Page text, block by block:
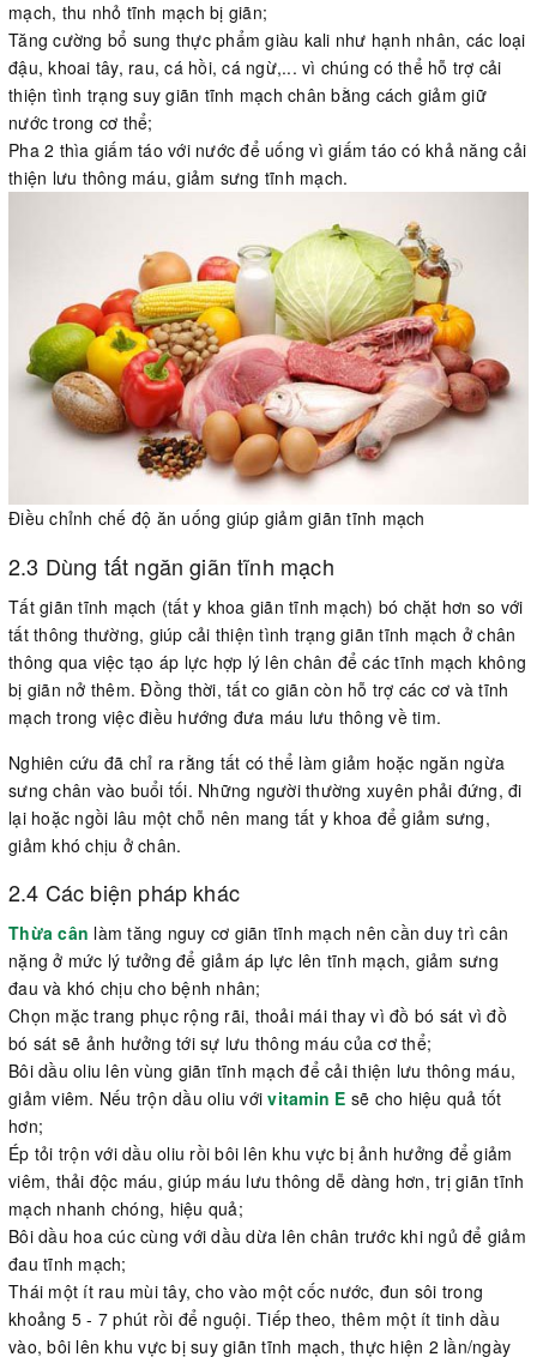
mạch, thu nhỏ tĩnh mạch bị giãn;
Tăng cường bổ sung thực phẩm giàu kali như hạnh nhân, các loại
đậu, khoai tây, rau, cá hồi, cá ngừ,... vì chúng có thể hỗ trợ cải
thiện tình trạng suy giãn tĩnh mạch chân bằng cách giảm giữ
nước trong cơ thể;
Pha 2 thìa giấm táo với nước để uống vì giấm táo có khả năng cải
thiện lưu thông máu, giảm sưng tĩnh mạch.
Điều chỉnh chế độ ăn uống giúp giảm giãn tĩnh mạch
2.3 Dùng tất ngăn giãn tĩnh mạch
Tất giãn tĩnh mạch (tất y khoa giãn tĩnh mạch) bó chặt hơn so với
tất thông thường, giúp cải thiện tình trạng giãn tĩnh mạch ở chân
thông qua việc tạo áp lực hợp lý lên chân để các tĩnh mạch không
bị giãn nở thêm. Đồng thời, tất co giãn còn hỗ trợ các cơ và tĩnh
mạch trong việc điều hướng đưa máu lưu thông về tim.
Nghiên cứu đã chỉ ra rằng tất có thể làm giảm hoặc ngăn ngừa
sưng chân vào buổi tối. Những người thường xuyên phải đứng, đi
lại hoặc ngồi lâu một chỗ nên mang tất y khoa để giảm sưng,
giảm khó chịu ở chân.
2.4 Các biện pháp khác
Thừa cân làm tăng nguy cơ giãn tĩnh mạch nên cần duy trì cân
nặng ở mức lý tưởng để giảm áp lực lên tĩnh mạch, giảm sưng
đau và khó chịu cho bệnh nhân;
Chọn mặc trang phục rộng rãi, thoải mái thay vì đồ bó sát vì đồ
bó sát sẽ ảnh hưởng tới sự lưu thông máu của cơ thể;
Bôi dầu oliu lên vùng giãn tĩnh mạch để cải thiện lưu thông máu,
giảm viêm. Nếu trộn dầu oliu vớivitamin E sẽ cho hiệu quả tốt
hơn;
Ép tỏi trộn với dầu oliu rồi bôi lên khu vực bị ảnh hưởng để giảm
viêm, thải độc máu, giúp máu lưu thông dễ dàng hơn, trị giãn tĩnh
mạch nhanh chóng, hiệu quả;
Bôi dầu hoa cúc cùng với dầu dừa lên chân trước khi ngủ để giảm
đau tĩnh mạch;
Thái một ít rau mùi tây, cho vào một cốc nước, đun sôi trong
khoảng 5 - 7 phút rồi để nguội. Tiếp theo, thêm một ít tinh dầu
vào, bôi lên khu vực bị suy giãn tĩnh mạch, thực hiện 2 lần/ngày